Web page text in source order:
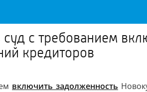
с требованием
кредиторов
включить задолженность